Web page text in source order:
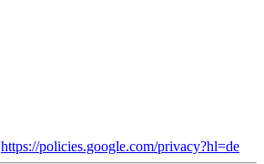
https://policies.google.com/privacy?hl=de